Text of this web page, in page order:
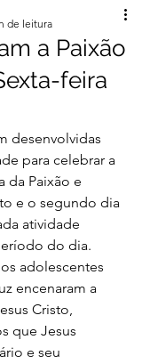
a Paixão
feira
de leitura
desenvolvidas
para celebrar a
da Paixão e
e o segundo dia
atividade
do dia.
adolescentes
encenaram a
Cristo,
que Jesus
e seu